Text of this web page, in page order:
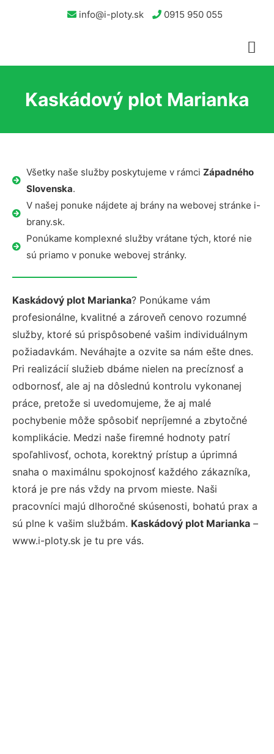
info@i-ploty.sk 0915 950 055
Kaskádový plot Marianka
Všetky naše služby poskytujeme v rámci Západného
Slovenska.
V našej ponuke nájdete aj brány na webovej stránke i-
brany.sk.
Ponúkame komplexné služby vrátane tých, ktoré nie
sú priamo v ponuke webovej stránky.
Kaskádový plot Marianka? Ponúkame vám
profesionálne, kvalitné a zároveň cenovo rozumné
služby, ktoré sú prispôsobené vašim individuálnym
požiadavkám. Neváhajte a ozvite sa nám ešte dnes.
Pri realizácií služieb dbáme nielen na precíznosť a
odbornosť, ale aj na dôslednú kontrolu vykonanej
práce, pretože si uvedomujeme, že aj malé
pochybenie môže spôsobiť nepríjemné a zbytočné
komplikácie. Medzi naše firemné hodnoty patrí
spoľahlivosť, ochota, korektný prístup a úprimná
snaha o maximálnu spokojnosť každého zákazníka,
ktorá je pre nás vždy na prvom mieste. Naši
pracovníci majú dlhoročné skúsenosti, bohatú prax a
sú plne k vašim službám. Kaskádový plot Marianka –
www.i-ploty.sk je tu pre vás.